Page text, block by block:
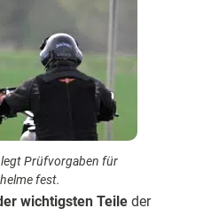
Prüfvorgaben für
fest.
wichtigsten Teile der